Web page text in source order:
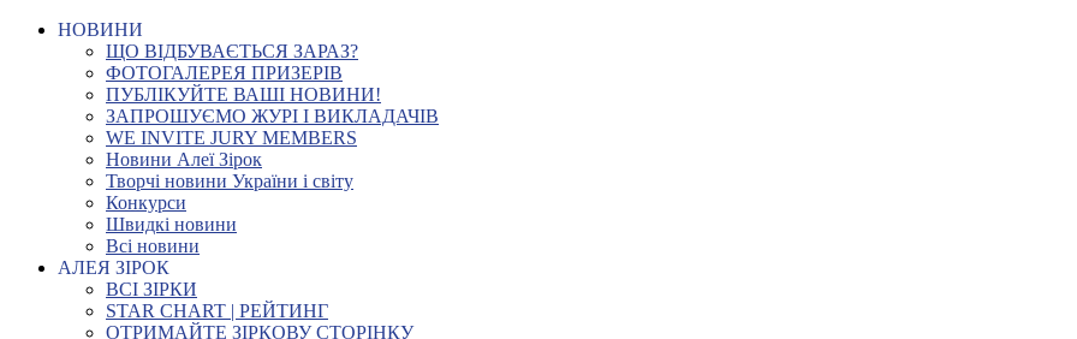
НОВИНИ
ЩО ВІДБУВАЄТЬСЯ ЗАРАЗ?
ФОТОГАЛЕРЕЯ ПРИЗЕРІВ
ПУБЛІКУЙТЕ ВАШІ НОВИНИ!
ЗАПРОШУЄМО ЖУРІ І ВИКЛАДАЧІВ
WE INVITE JURY MEMBERS
Новини Алеї Зірок
Творчі новини України і світу
Конкурси
Швидкі новини
Всі новини
АЛЕЯ ЗІРОК
ВСІ ЗІРКИ
STAR CHART | РЕЙТИНГ
ОТРИМАЙТЕ ЗІРКОВУ СТОРІНКУ